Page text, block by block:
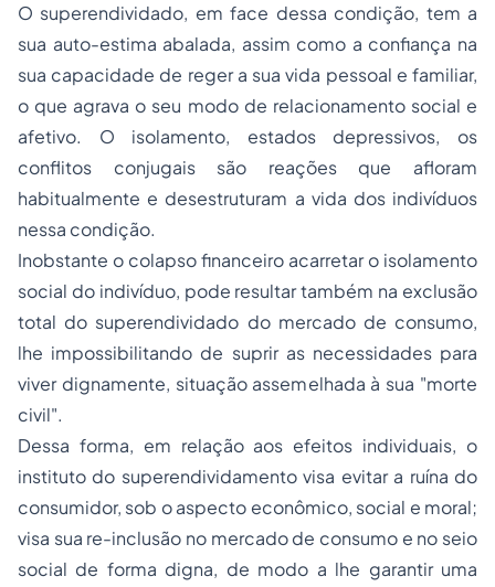
O superendividado, em face dessa condição, tem a
sua auto-estima abalada, assim como a confiança na
sua capacidade de reger a sua vida pessoal e familiar,
o que agrava o seu modo de relacionamento social e
afetivo. O isolamento, estados depressivos, os
conflitos conjugais são reações que afloram
habitualmente e desestruturam a vida dos indivíduos
nessa condição.
Inobstante o colapso financeiro acarretar o isolamento
social do indivíduo, pode resultar também na exclusão
total do superendividado do mercado de consumo,
lhe impossibilitando de suprir as necessidades para
viver dignamente, situação assemelhada à sua "morte
civil".
Dessa forma, em relação aos efeitos individuais, o
instituto do superendividamento visa evitar a ruína do
consumidor, sob o aspecto econômico, social e moral;
visa sua re-inclusão no mercado de consumo e no seio
social de forma digna, de modo a lhe garantir uma